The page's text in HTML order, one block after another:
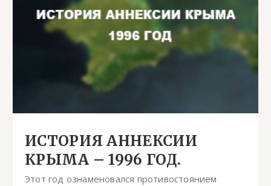
ИСТОРИЯ АННЕКСИИ
КРЫМА – 1996 ГОД.
Этот год ознаменовался противостоянием